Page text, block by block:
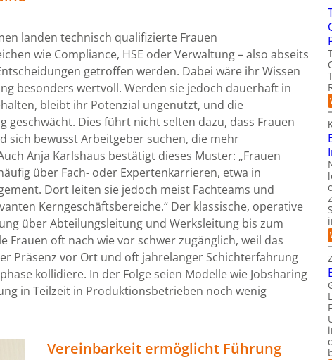
landen technisch qualifizierte Frauen
wie Compliance, HSE oder Verwaltung – also abseits
getroffen werden. Dabei wäre ihr Wissen
besonders wertvoll. Werden sie jedoch dauerhaft in
bleibt ihr Potenzial ungenutzt, und die
geschwächt. Dies führt nicht selten dazu, dass Frauen
sich bewusst Arbeitgeber suchen, die mehr
Anja Karlshaus bestätigt dieses Muster: „Frauen
über Fach- oder Expertenkarrieren, etwa in
Dort leiten sie jedoch meist Fachteams und
Kerngeschäftsbereiche.“ Der klassische, operative
über Abteilungsleitung und Werksleitung bis zum
Frauen oft nach wie vor schwer zugänglich, weil das
Präsenz vor Ort und oft jahrelanger Schichterfahrung
kollidiere. In der Folge seien Modelle wie Jobsharing
in Teilzeit in Produktionsbetrieben noch wenig
Vereinbarkeit ermöglicht Führung